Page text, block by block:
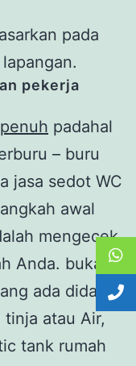
pada
pekerja
padahal
– buru
jasa sedot WC
awal
mengecek
Anda. buka
ada didalam
atau Air,
tank rumah